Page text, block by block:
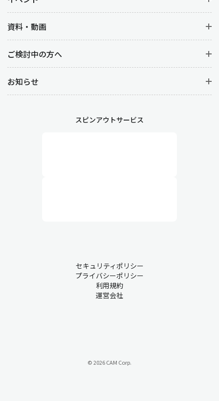
資料・動画
ご検討中の方へ
お知らせ
スピンアウトサービス
セキュリティポリシー
プライバシーポリシー
利用規約
運営会社
© 2026 CAM Corp.